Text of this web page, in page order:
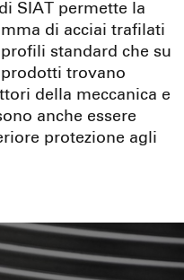
SIAT permette la
di acciai trafilati
standard che su
trovano
della meccanica e
anche essere
protezione agli